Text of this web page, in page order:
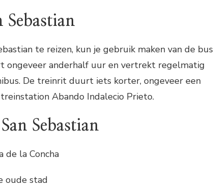
Sebastian
te reizen, kun je gebruik maken van de bus
ongeveer anderhalf uur en vertrekt regelmatig
De treinrit duurt iets korter, ongeveer een
Abando Indalecio Prieto.
Sebastian
de la Concha
oude stad